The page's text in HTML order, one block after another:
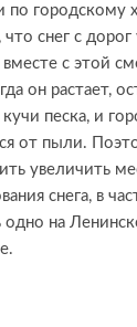
по городскому
снег с дорог
с этой
он растает,
песка, и
от пыли.
увеличить
снега, в
одно на